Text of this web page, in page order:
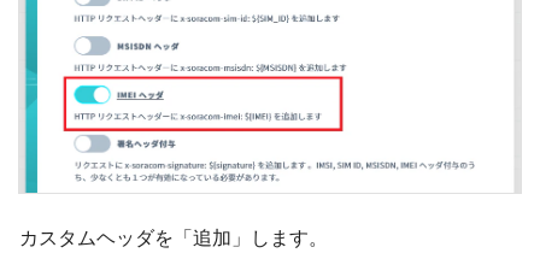
カスタムヘッダを「追加」します。